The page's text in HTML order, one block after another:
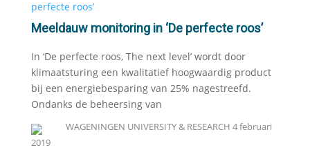
Meeldauw monitoring in ‘De perfecte roos’
In ‘De perfecte roos, The next level’ wordt door
klimaatsturing een kwalitatief hoogwaardig product
bij een energiebesparing van 25% nagestreefd.
Ondanks de beheersing van
WAGENINGEN UNIVERSITY & RESEARCH 4 februari
2019